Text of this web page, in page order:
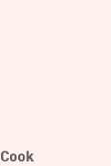
Cook